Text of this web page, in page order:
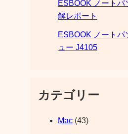
ESBOOK ノートパ
解レポート
ESBOOK ノートパ
ュー J4105
カテゴリー
Mac(43)